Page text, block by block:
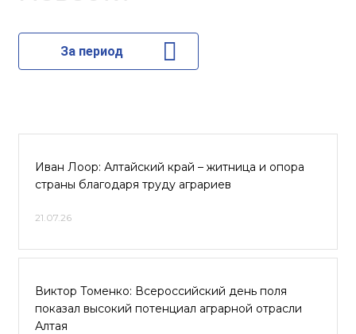
За период
Иван Лоор: Алтайский край – житница и опора
страны благодаря труду аграриев
21.07.26
Виктор Томенко: Всероссийский день поля
показал высокий потенциал аграрной отрасли
Алтая